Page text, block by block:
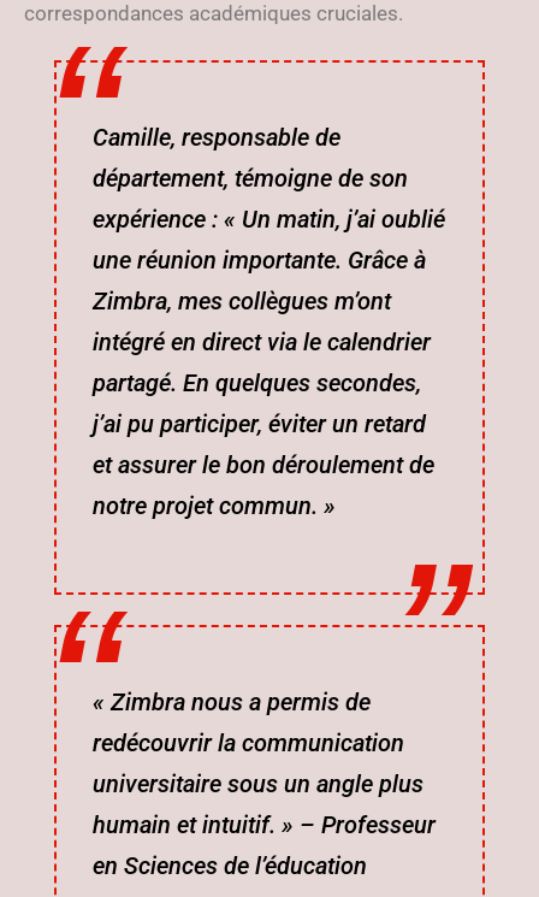
correspondances académiques cruciales.
Camille, responsable de
département, témoigne de son
expérience : « Un matin, j’ai oublié
une réunion importante. Grâce à
Zimbra, mes collègues m’ont
intégré en direct via le calendrier
partagé. En quelques secondes,
j’ai pu participer, éviter un retard
et assurer le bon déroulement de
notre projet commun. »
« Zimbra nous a permis de
redécouvrir la communication
universitaire sous un angle plus
humain et intuitif. » – Professeur
en Sciences de l’éducation